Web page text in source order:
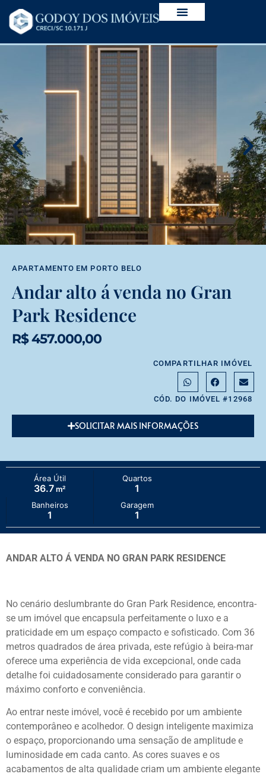
APARTAMENTO EM PORTO BELO
Andar alto á venda no Gran
Park Residence
R$ 457.000,00
COMPARTILHAR IMÓVEL
CÓD. DO IMÓVEL #12968
SOLICITAR MAIS INFORMAÇÕES
Área Útil
36.7 m²
Quartos
1
Banheiros
1
Garagem
1
ANDAR ALTO Á VENDA NO GRAN PARK RESIDENCE
No cenário deslumbrante do Gran Park Residence, encontra-
se um imóvel que encapsula perfeitamente o luxo e a
praticidade em um espaço compacto e sofisticado. Com 36
metros quadrados de área privada, este refúgio à beira-mar
oferece uma experiência de vida excepcional, onde cada
detalhe foi cuidadosamente considerado para garantir o
máximo conforto e conveniência.
Ao entrar neste imóvel, você é recebido por um ambiente
contemporâneo e acolhedor. O design inteligente maximiza
o espaço, proporcionando uma sensação de amplitude e
luminosidade em cada canto. As cores suaves e os
acabamentos de alta qualidade criam um ambiente elegante